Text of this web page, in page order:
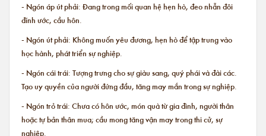
- Ngón áp út phải: Đang trong mối quan hệ hẹn hò, đeo nhẫn đôi
đính ước, cầu hôn.
- Ngón út phải: Không muốn yêu đương, hẹn hò để tập trung vào
học hành, phát triển sự nghiệp.
- Ngón cái trái: Tượng trưng cho sự giàu sang, quý phái và đài các.
Tạo uy quyền của người đứng đầu, tăng may mắn trong sự nghiệp.
- Ngón trỏ trái: Chưa có hôn ước, món quà từ gia đình, người thân
hoặc tự bản thân mua; cầu mong tăng vận may trong thi cử, sự
nghiệp.